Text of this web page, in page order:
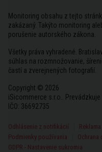
Monitoring obsahu z tejto
zakázaný. Takýto monitoring
porušenie autorského zákona.
Všetky práva vyhradené.
súhlas na rozmnožovanie,
častí a zverejnených fotografií.
Copyright © 2026
iSicommerce s.r.o..
IČO: 36692735
Odhlásenie z notifikácií Reklama
Podmienky používania
Ochrana
GDPR - Nastavenie sukromia